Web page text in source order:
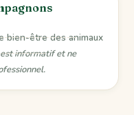
bien-être des animaux
informatif et ne